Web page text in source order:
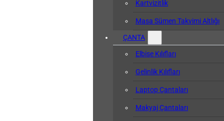
Kartvizitlik
Masa Sümen Takvimi Altlığı
ÇANTA
Elbise Kılıfları
Gelinlik Kılıfları
Laptop Çantaları
Makyaj Çantaları